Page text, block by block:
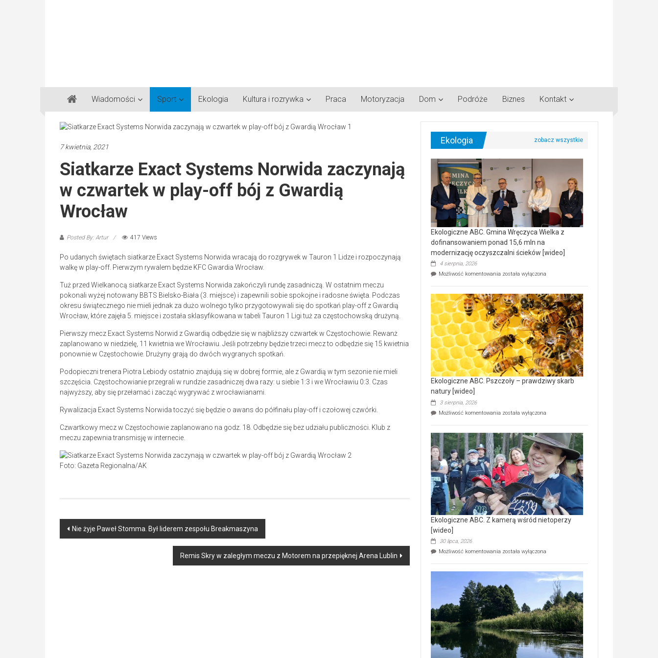
Gazeta
Regionalna
Częstochowa,
Lubliniec,
Wiadomości Sport Ekologia Kultura i rozrywka Praca Motoryzacja Dom Podróże Biznes Kontakt
7 kwietnia, 2021
Siatkarze Exact Systems Norwida zaczynają
w czwartek w play-off bój z Gwardią
Wrocław
Posted By: Artur 417 Views
Po udanych świętach siatkarze Exact Systems Norwida wracają do rozgrywek w Tauron 1 Lidze i rozpoczynają
walkę w play-off. Pierwzym rywalem będzie KFC Gwardia Wrocław.
Tuż przed Wielkanocą siatkarze Exact Systems Norwida zakończyli rundę zasadniczą. W ostatnim meczu
pokonali wyżej notowany BBTS Bielsko-Biała (3. miejsce) i zapewnili sobie spokojne i radosne święta. Podczas
okresu świątecznego nie mieli jednak za dużo wolnego tylko przygotowywali się do spotkań play-off z Gwardią
Wrocław, które zajęła 5. miejsce i została sklasyfikowana w tabeli Tauron 1 Ligi tuż za częstochowską drużyną.
Pierwszy mecz Exact Systems Norwid z Gwardią odbędzie się w najbliższy czwartek w Częstochowie. Rewanż
zaplanowano w niedzielę, 11 kwietnia we Wrocławiu. Jeśli potrzebny będzie trzeci mecz to odbędzie się 15 kwietnia
ponownie w Częstochowie. Drużyny grają do dwóch wygranych spotkań.
Podopieczni trenera Piotra Lebiody ostatnio znajdują się w dobrej formie, ale z Gwardią w tym sezonie nie mieli
szczęścia. Częstochowianie przegrali w rundzie zasadniczej dwa razy: u siebie 1:3 i we Wrocławiu 0:3. Czas
najwyższy, aby się przełamać i zacząć wygrywać z wrocławianami.
Rywalizacja Exact Systems Norwida toczyć się będzie o awans do półfinału play-off i czołowej czwórki.
Czwartkowy mecz w Częstochowie zaplanowano na godz. 18. Odbędzie się bez udziału publiczności. Klub z
meczu zapewnia transmisję w internecie.
Foto: Gazeta Regionalna/AK
Post
Nie żyje Paweł Stomma. Był liderem zespołu Breakmaszyna
Remis Skry w zaległym meczu z Motorem na przepięknej Arena Lublin
Ekologia
Ekologiczne ABC. Gmina Wręczyca Wielka z
dofinansowaniem ponad 15,6 mln na
modernizację oczyszczalni ścieków [wideo]
4 sierpnia, 2026
Możliwość komentowania Ekologiczne
Wręczyca
Wielka
z
dofinansowaniem
ponad
15,6
mln
na
modernizację
oczyszczalni
ścieków
[wideo]
została wyłączona
Ekologiczne ABC. Pszczoły – prawdziwy skarb
natury [wideo]
3 sierpnia, 2026
Możliwość komentowania Ekologiczne
–
prawdziwy
skarb
natury
[wideo]
została wyłączona
Ekologiczne ABC. Z kamerą wśród nietoperzy
[wideo]
30 lipca, 2026
Możliwość komentowania Ekologiczne
wśród
nietoperzy
[wideo]
została wyłączona